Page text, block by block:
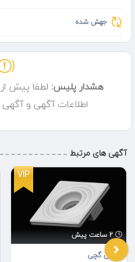
جهش شده
هشدار پلیس: لطفا پیش
اطلاعات آگهی و
آگهی های مرتبط
VIP
2 ساعت پیش
هالوژن گچی